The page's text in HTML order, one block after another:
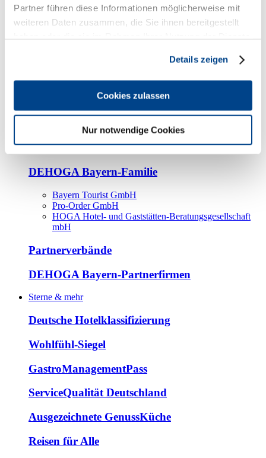
Partner führen diese Informationen möglicherweise mit
weiteren Daten zusammen, die Sie ihnen bereitgestellt
Details zeigen
Cookies zulassen
Nur notwendige Cookies
Kooperationspartner
Tourismusorganisationen
Bayern Tourismus Marketing GmbH
DEHOGA-Familie
Bundesverband
Fachverbände
DEHOGA Bayern-Familie
Bayern Tourist GmbH
Pro-Order GmbH
HOGA Hotel- und Gaststätten-Beratungsgesellschaft
mbH
Partnerverbände
DEHOGA Bayern-Partnerfirmen
Sterne & mehr
Deutsche Hotelklassifizierung
Wohlfühl-Siegel
GastroManagementPass
ServiceQualität Deutschland
Ausgezeichnete GenussKüche
Reisen für Alle